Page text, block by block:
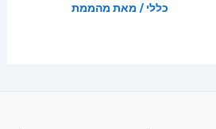
כללי / מאת מהממת